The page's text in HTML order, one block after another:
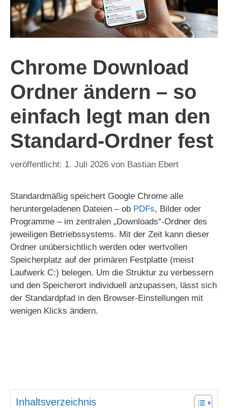
Chrome Download
Ordner ändern – so
einfach legt man den
Standard-Ordner fest
1. Juli 2026 von Bastian Ebert
Standardmäßig speichert Google Chrome alle
heruntergeladenen Dateien – ob PDFs, Bilder oder
Programme – im zentralen „Downloads“-Ordner des
jeweiligen Betriebssystems. Mit der Zeit kann dieser
Ordner unübersichtlich werden oder wertvollen
Speicherplatz auf der primären Festplatte (meist
Laufwerk C:) belegen. Um die Struktur zu verbessern
und den Speicherort individuell anzupassen, lässt sich
der Standardpfad in den Browser-Einstellungen mit
wenigen Klicks ändern.
Inhaltsverzeichnis